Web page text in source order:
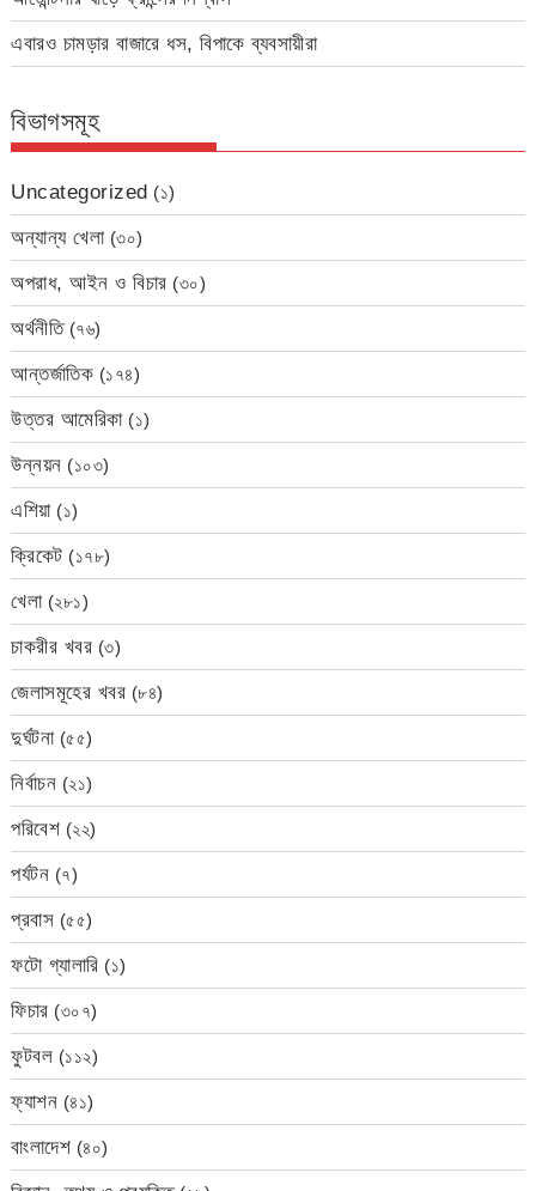
এবারও চামড়ার বাজারে ধস, বিপাকে ব্যবসায়ীরা
বিভাগসমূহ
Uncategorized (১)
অন্যান্য খেলা(৩০)
অপরাধ, আইন ও বিচার (৩০)
অর্থনীতি(৭৬)
আন্তর্জাতিক (১৭৪)
উত্তর আমেরিকা(১)
উন্নয়ন (১০৩)
এশিয়া(১)
ক্রিকেট (১৭৮)
খেলা(২৮১)
চাকরীর খবর (৩)
জেলাসমূহের খবর (৮৪)
দুর্ঘটনা(৫৫)
নির্বাচন (২১)
পরিবেশ (২২)
পর্যটন (৭)
প্রবাস (৫৫)
ফটো গ্যালারি (১)
ফিচার (৩০৭)
ফুটবল (১১২)
ফ্যাশন (৪১)
বাংলাদেশ (৪০)